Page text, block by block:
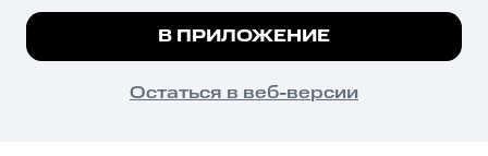
психотропных веществ, их аналогов причиняет вред здоровью,
их незаконный оборот запрещён и влечёт установленную
законодательством ответственность.
© 2026 ООО «КИОН».
Все права защищены
Мы используем куки, чтобы на сайте все
Подробнее
ПОНЯТНО
В ПРИЛОЖЕНИЕ
Остаться в веб-версии